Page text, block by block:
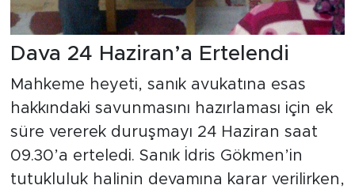
Dava 24 Haziran’a Ertelendi
Mahkeme heyeti, sanık avukatına esas
hakkındaki savunmasını hazırlaması için ek
süre vererek duruşmayı 24 Haziran saat
09.30’a erteledi. Sanık İdris Gökmen’in
tutukluluk halinin devamına karar verilirken,